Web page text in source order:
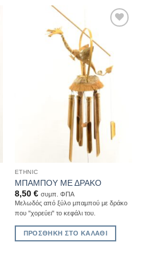
ETHNIC
ΜΠΑΜΠΟΥ ΜΕ ΔΡΑΚΟ
8,50 € συμπ. ΦΠΑ
Μελωδός από ξύλο μπαμπού με δράκο
που "χορεύει" το κεφάλι του.
ΠΡΟΣΘΉΚΗ ΣΤΟ ΚΑΛΆΘΙ